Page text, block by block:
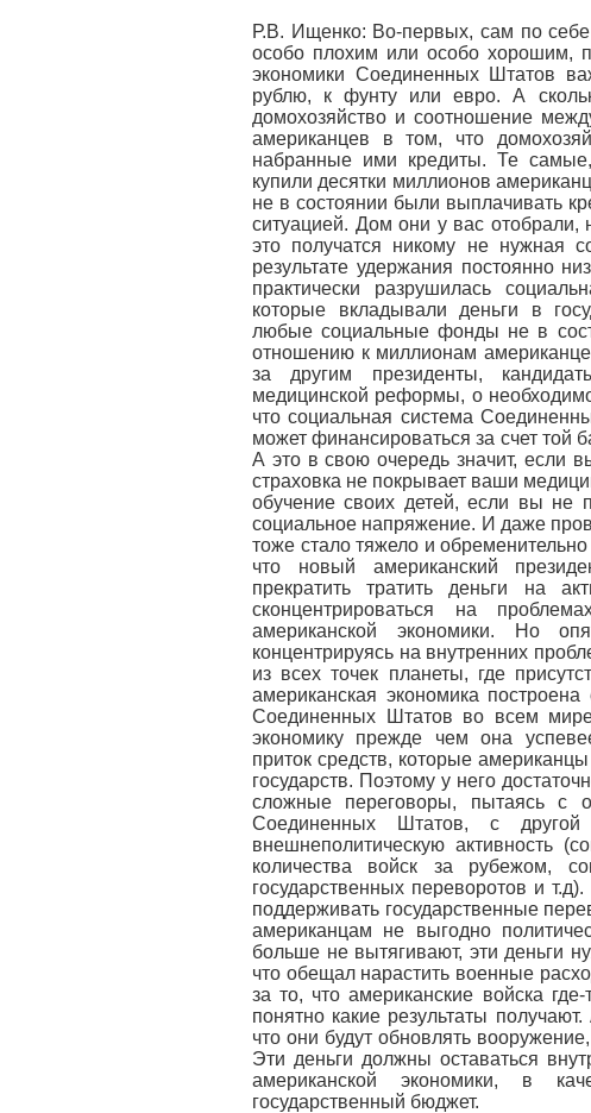
Р.В. Ищенко: Во-первых, сам по
особо плохим или особо хорошим,
экономики Соединенных Штатов
рублю, к фунту или евро. А
домохозяйство и соотношение
американцев в том, что
набранные ими кредиты. Те
купили десятки миллионов
не в состоянии были выплачивать
ситуацией. Дом они у вас отобрали,
это получатся никому не нужная
результате удержания постоянно
практически разрушилась
которые вкладывали деньги в
любые социальные фонды не в
отношению к миллионам
за другим президенты,
медицинской реформы, о
что социальная система
может финансироваться за счет той
А это в свою очередь значит, если
страховка не покрывает ваши
обучение своих детей, если вы не
социальное напряжение. И даже
тоже стало тяжело и
что новый американский
прекратить тратить деньги на
сконцентрироваться на
американской экономики. Но
концентрируясь на внутренних
из всех точек планеты, где
американская экономика
Соединенных Штатов во всем
экономику прежде чем она
приток средств, которые
государств. Поэтому у него
сложные переговоры, пытаясь с
Соединенных Штатов, с
внешнеполитическую активность
количества войск за рубежом,
государственных переворотов и
поддерживать государственные
американцам не выгодно
больше не вытягивают, эти деньги
что обещал нарастить военные
за то, что американские войска
понятно какие результаты
что они будут обновлять
Эти деньги должны оставаться
американской экономики, в
государственный бюджет.